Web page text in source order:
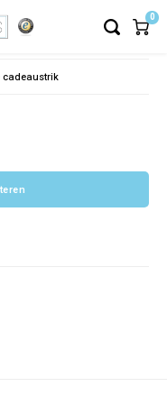
0
cadeaustrik